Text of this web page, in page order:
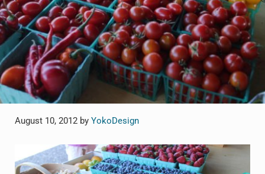
August 10, 2012 by YokoDesign